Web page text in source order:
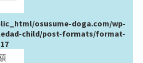
osusume-doga.com/wp-
child/post-formats/format-
17